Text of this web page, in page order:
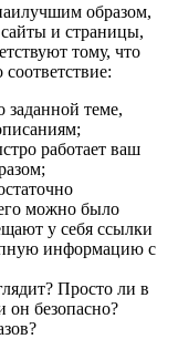
образом,
и страницы,
тому, что
заданной теме,
работает ваш
можно было
у себя ссылки
информацию с
Просто ли в
он безопасно?